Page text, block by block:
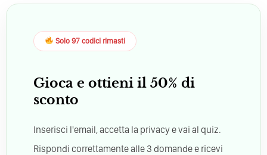
Solo 97 codici rimasti
Gioca e ottieni il 50% di
sconto
Inserisci l'email, accetta la privacy e vai al quiz.
Rispondi correttamente alle 3 domande e ricevi